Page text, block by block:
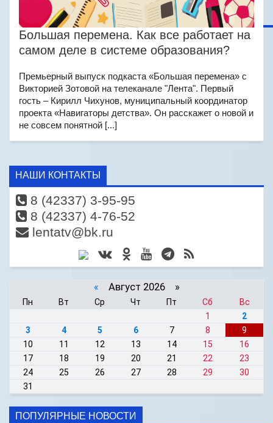
Большая перемена. Как все работает на
самом деле в системе образования?
Премьерный выпуск подкаста «Большая перемена» с
Викторией Зотовой на телеканале "Лента". Первый
гость – Кирилл Чихунов, муниципальный координатор
проекта «Навигаторы детства». Он расскажет о новой и
не совсем понятной [...]
НАШИ КОНТАКТЫ
8 (42337) 3-95-95
8 (42337) 4-76-52
lentatv@bk.ru
« Август 2026 »
Пн Вт Ср Чт Пт Сб
Вс
1
2
3
4 5 6 7 8
9
10
11 12 13 14 15
16
17
18 19 20 21 22
23
24
25 26 27 28 29
30
31
ПОПУЛЯРНЫЕ НОВОСТИ